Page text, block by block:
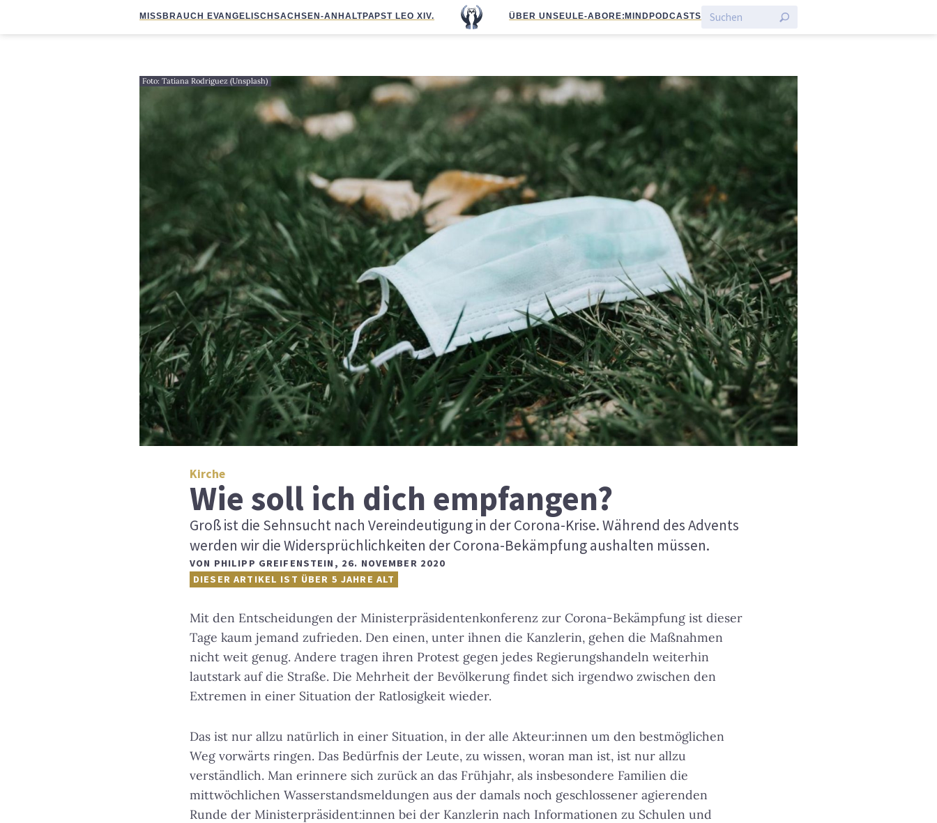
MISSBRAUCH EVANGELISCHSACHSEN-ANHALTPAPST LEO XIV. ÜBER UNS EULE-ABO RE:MIND PODCASTS
Foto: Tatiana Rodriguez (Unsplash)
Kirche
Wie soll ich dich empfangen?
Groß ist die Sehnsucht nach Vereindeutigung in der Corona-Krise. Während des Advents
werden wir die Widersprüchlichkeiten der Corona-Bekämpfung aushalten müssen.
VON PHILIPP GREIFENSTEIN , 26. NOVEMBER 2020
DIESER ARTIKEL IST ÜBER 5 JAHRE ALT
Mit den Entscheidungen der Ministerpräsidentenkonferenz zur Corona-Bekämpfung ist dieser
Tage kaum jemand zufrieden. Den einen, unter ihnen die Kanzlerin, gehen die Maßnahmen
nicht weit genug. Andere tragen ihren Protest gegen jedes Regierungshandeln weiterhin
lautstark auf die Straße. Die Mehrheit der Bevölkerung findet sich irgendwo zwischen den
Extremen in einer Situation der Ratlosigkeit wieder.
Das ist nur allzu natürlich in einer Situation, in der alle Akteur:innen um den bestmöglichen
Weg vorwärts ringen. Das Bedürfnis der Leute, zu wissen, woran man ist, ist nur allzu
verständlich. Man erinnere sich zurück an das Frühjahr, als insbesondere Familien die
mittwöchlichen Wasserstandsmeldungen aus der damals noch geschlossener agierenden
Runde der Ministerpräsident:innen bei der Kanzlerin nach Informationen zu Schulen und